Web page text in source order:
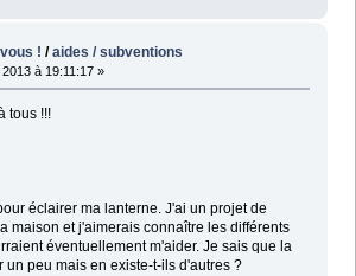
! /aides / subventions
à 19:11:17 »
tous !!!
éclairer ma lanterne. J'ai un projet de
maison et j'aimerais connaître les différents
éventuellement m'aider. Je sais que la
un peu mais en existe-t-ils d'autres ?